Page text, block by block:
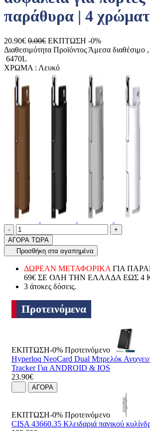
παράθυρα | 4
20.90€ 0.00€ ΕΚΠΤΩΣΗ -0%
Διαθεσιμότητα Προϊόντος Άμεσα διαθέσιμο
6470L
ΧΡΩΜΑ : Λευκό
Ποσότητα
-product.increase.quantity +
ΑΓΟΡΑ ΤΩΡΑ
Προσθήκη στα αγαπημένα
ΔΩΡΕΑΝ ΜΕΤΑΦΟΡΙΚΑ ΓΙΑ
69€ ΣΕ ΟΛΗ ΤΗΝ ΕΛΛΑΔΑ ΕΩΣ 4
3 άτοκες δόσεις.
Προτεινόμενα
ΕΚΠΤΩΣΗ-0% Προτεινόμενο
Hyperloq NeoCard Dual Μπρελόκ
Tracker Για ANDROID & IOS
23.90€
ΑΓΟΡΑ
ΕΚΠΤΩΣΗ-0% Προτεινόμενο
CISA 43660.35 Κλειδαριά πανικού